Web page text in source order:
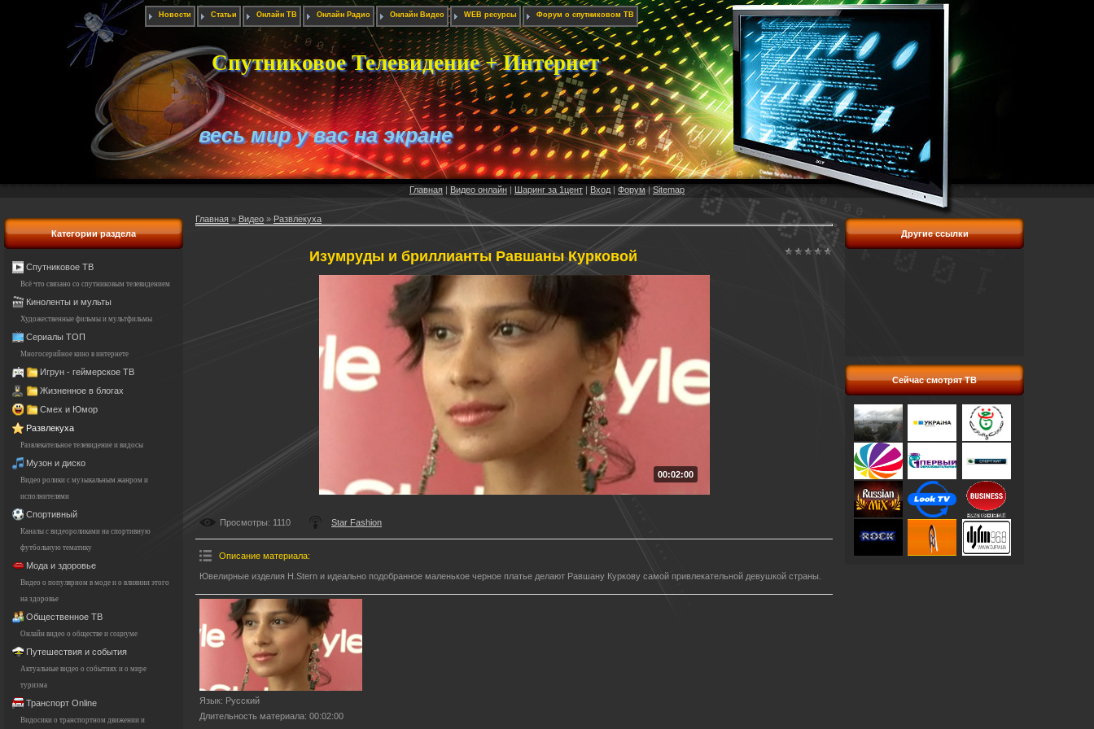
Новости Статьи Онлайн ТВ Онлайн Радио Онлайн Видео WEB ресурсы Форум о спутниковом ТВ
Спутниковое Телевидение + Интернет
весь мир у вас на экране
Главная | Видео онлайн | Шаринг за 1цент | Вход | Форум|Sitemap
Категории раздела
Спутниковое ТВ
Всё что связано со спутниковым телевидением
Киноленты и мульты
Художественные фильмы и мультфильмы
Сериалы ТОП
Многосерийное кино в интернете
Игрун - геймерское ТВ
Жизненное в блогах
Смех и Юмор
Развлекуха
Развлекательное телевидение и видосы
Музон и диско
Видео ролики с музыкальным жанром и
исполнителями
Спортивный
Каналы с видеороликами на спортивную
футбольную тематику
Мода и здоровье
Видео о популярном в моде и о влиянии этого
на здоровье
Общественное ТВ
Онлайн видео о обществе и социуме
Путешествия и события
Актуальные видео о событиях и о мире
туризма
Транспорт Online
Видосики о транспортном движении и
Главная » Видео » Развлекуха
Изумруды и бриллианты Равшаны Курковой
00:02:00
Просмотры: 1110 Star Fashion
Описание материала:
Ювелирные изделия H.Stern и идеально подобранное маленькое черное платье делают Равшану Куркову самой привлекательной девушкой страны.
Язык: Русский
Длительность материала: 00:02:00
Другие ссылки
Сейчас смотрят ТВ